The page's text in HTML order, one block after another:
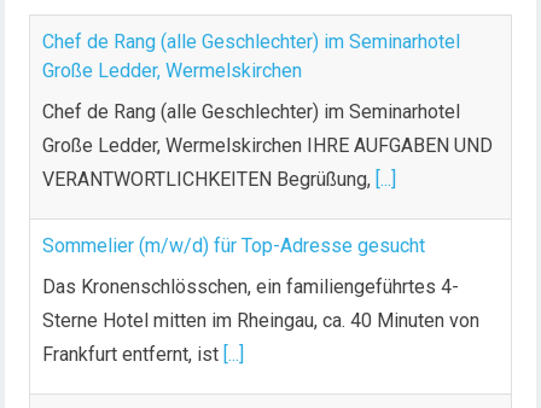
Chef de Rang (alle Geschlechter) im Seminarhotel
Große Ledder, Wermelskirchen
Chef de Rang (alle Geschlechter) im Seminarhotel
Große Ledder, Wermelskirchen IHRE AUFGABEN UND
VERANTWORTLICHKEITEN Begrüßung, [...]
Sommelier (m/w/d) für Top-Adresse gesucht
Das Kronenschlösschen, ein familiengeführtes 4-
Sterne Hotel mitten im Rheingau, ca. 40 Minuten von
Frankfurt entfernt, ist [...]